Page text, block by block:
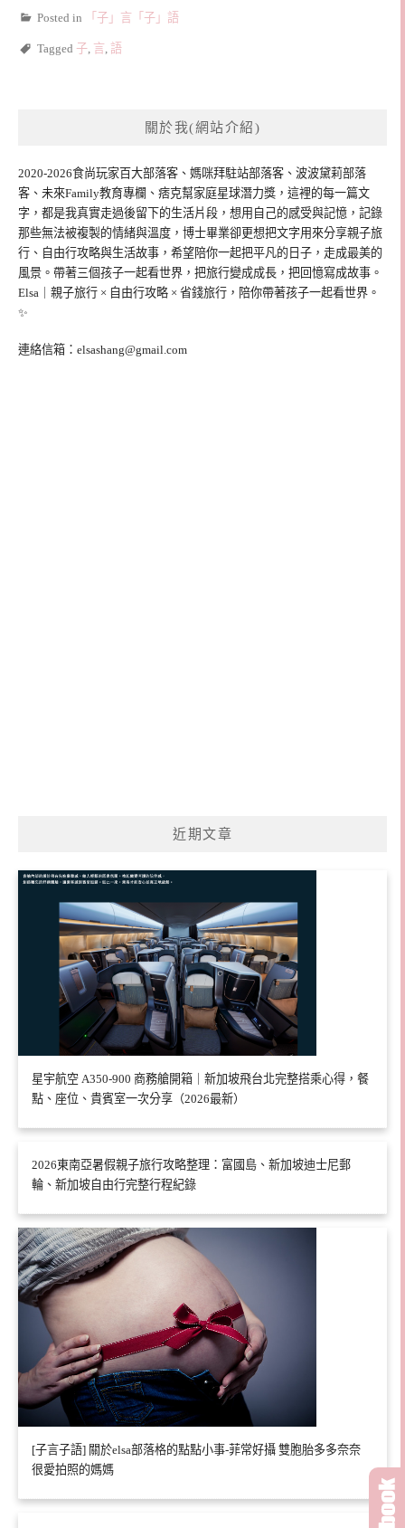
Posted in 「子」言「子」語
Tagged 子 言 語
關於我(網站介紹)
2020-2026食尚玩家百大部落客、媽咪拜駐站部落客、波波黛莉部落
客、未來Family教育專欄、痞克幫家庭星球潛力獎，這裡的每一篇文
字，都是我真實走過後留下的生活片段，想用自己的感受與記憶，記錄
那些無法被複製的情緒與溫度，博士畢業卻更想把文字用來分享親子旅
行、自由行攻略與生活故事，希望陪你一起把平凡的日子，走成最美的
風景。帶著三個孩子一起看世界，把旅行變成成長，把回憶寫成故事。
Elsa｜親子旅行 × 自由行攻略 × 省錢旅行，陪你帶著孩子一起看世界。
✨
連絡信箱： elsashang@gmail.com
近期文章
星宇航空 A350-900 商務艙開箱｜新加坡飛台北完整搭乘心得，餐
點、座位、貴賓室一次分享（2026最新）
2026東南亞暑假親子旅行攻略整理：富國島、新加坡迪士尼郵
輪、新加坡自由行完整行程紀錄
[子言子語] 關於elsa部落格的點點小事-菲常好攝 雙胞胎多多奈奈
很愛拍照的媽媽